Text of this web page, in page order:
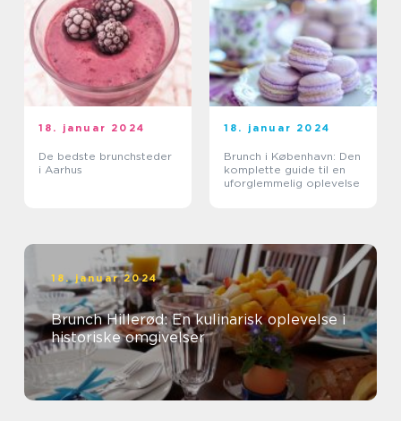
18. januar 2024
De bedste brunchsteder
i Aarhus
18. januar 2024
Brunch i København: Den
komplette guide til en
uforglemmelig oplevelse
18. januar 2024
Brunch Hillerød: En kulinarisk oplevelse i
historiske omgivelser